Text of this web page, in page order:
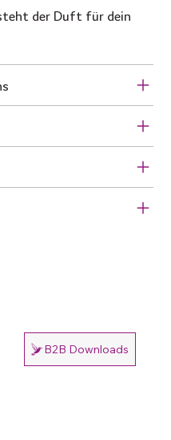
der Duft für dein
B2B Downloads